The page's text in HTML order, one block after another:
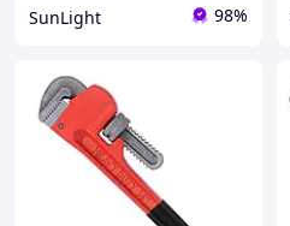
SunLight 98%